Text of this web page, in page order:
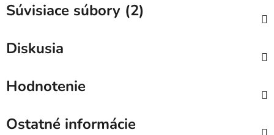
Súvisiace súbory (2)
Diskusia
Hodnotenie
Ostatné informácie